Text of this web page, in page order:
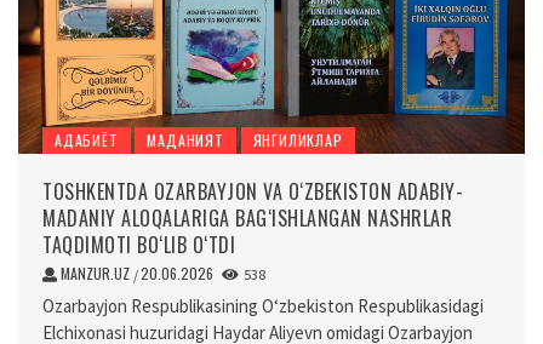
АДАБИЁТ МАДАНИЯТ ЯНГИЛИКЛАР
TOSHKENTDA OZARBAYJON VA O‘ZBEKISTON ADABIY-
MADANIY ALOQALARIGA BAG‘ISHLANGAN NASHRLAR
TAQDIMOTI BO‘LIB O‘TDI
MANZUR.UZ /20.06.2026 538
Ozarbayjon Respublikasining O‘zbekiston Respublikasidagi
Elchixonasi huzuridagi Haydar Aliyevn omidagi Ozarbayjon